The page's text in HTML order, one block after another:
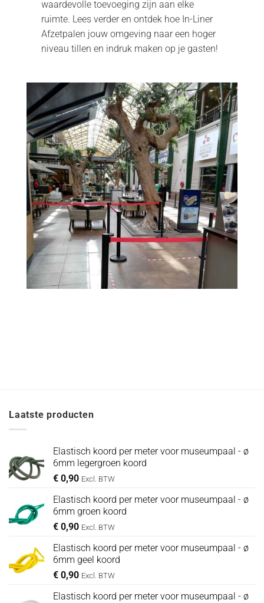
waardevolle toevoeging zijn aan elke
ruimte. Lees verder en ontdek hoe In-Liner
Afzetpalen jouw omgeving naar een hoger
niveau tillen en indruk maken op je gasten!
Laatste producten
Elastisch koord per meter voor museumpaal - ø
6mm legergroen koord
€ 0,90 Excl. BTW
Elastisch koord per meter voor museumpaal - ø
6mm groen koord
€ 0,90 Excl. BTW
Elastisch koord per meter voor museumpaal - ø
6mm geel koord
€ 0,90 Excl. BTW
Elastisch koord per meter voor museumpaal - ø